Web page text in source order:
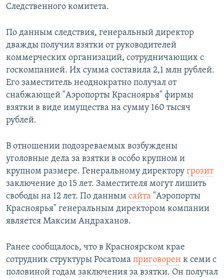
Следственного комитета.
По данным следствия, генеральный директор
дважды получил взятки от руководителей
коммерческих организаций, сотрудничающих с
госкомпанией. Их сумма составила 2,1 млн рублей.
Его заместитель неоднократно получал от
снабжающей "Аэропорты Красноярья" фирмы
взятки в виде имущества на сумму 160 тысяч
рублей.
В отношении подозреваемых возбуждены
уголовные дела за взятки в особо крупном и
крупном размере. Генеральному директору грозит
заключение до 15 лет. Заместителя могут лишить
свободы на 12 лет. По данным сайта "Аэропорты
Красноярья" генеральным директором компании
является Максим Андраханов.
Ранее сообщалось, что в Красноярском крае
сотрудник структуры Росатома приговорен к семи с
половиной годам заключения за взятки. Он получал